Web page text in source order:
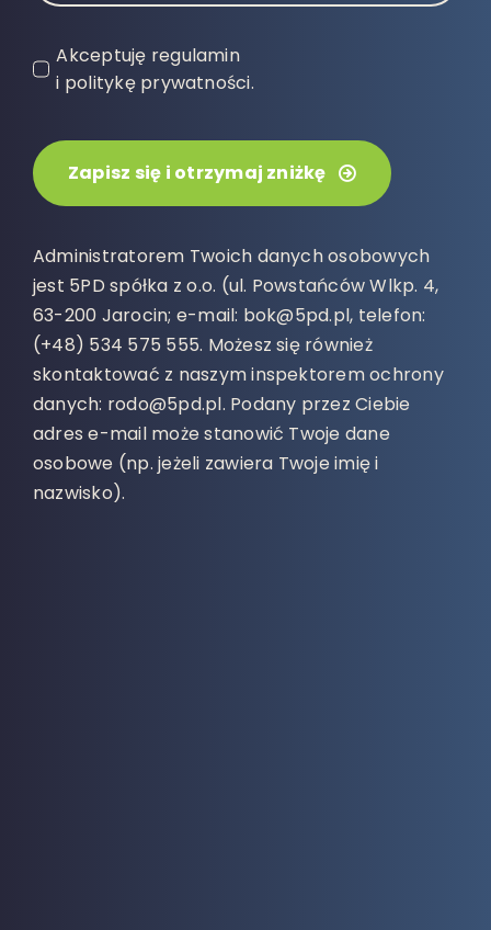
Akceptuję regulamin
i politykę prywatności.
Zapisz się i otrzymaj zniżkę
Administratorem Twoich danych osobowych
jest 5PD spółka z o.o. (ul. Powstańców Wlkp. 4,
63-200 Jarocin; e-mail: bok@5pd.pl, telefon:
(+48) 534 575 555. Możesz się również
skontaktować z naszym inspektorem ochrony
danych: rodo@5pd.pl. Podany przez Ciebie
adres e-mail może stanowić Twoje dane
osobowe (np. jeżeli zawiera Twoje imię i
nazwisko).